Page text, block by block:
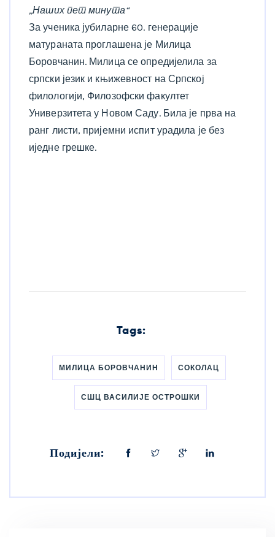
,,Наших пет минута“
За ученика јубиларне 60. генерације
матураната проглашена је Милица
Боровчанин. Милица се опредијелила за
српски језик и књижевност на Српској
филологији, Филозофски факултет
Универзитета у Новом Саду. Била је прва на
ранг листи, пријемни испит урадила је без
иједне грешке.
Tags:
МИЛИЦА БОРОВЧАНИН СОКОЛАЦ
СШЦ ВАСИЛИЈЕ ОСТРОШКИ
Подијели: